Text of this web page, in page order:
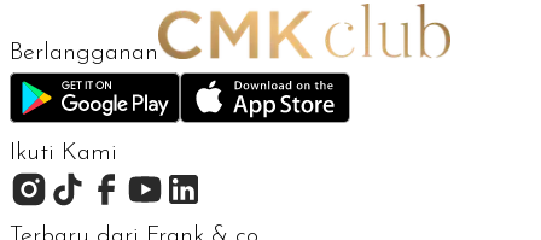
Berlangganan
Ikuti Kami